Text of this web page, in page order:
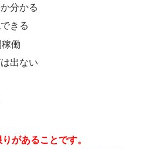
分かる
きる
働
出ない
があることです。